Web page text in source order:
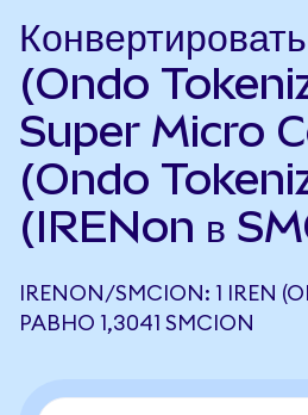
(Ondo
Super Micro
(Ondo
(IRENon в
IRENON/SMCION: 1 IREN
РАВНО 1,3041 SMCION